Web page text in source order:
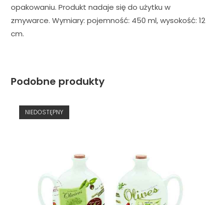
opakowaniu. Produkt nadaje się do użytku w
zmywarce. Wymiary: pojemność: 450 ml, wysokość: 12
cm.
Podobne produkty
NIEDOSTĘPNY